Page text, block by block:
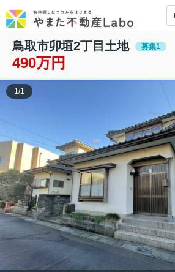
鳥取市卯垣2丁目土地 募集1
490万円
1/1